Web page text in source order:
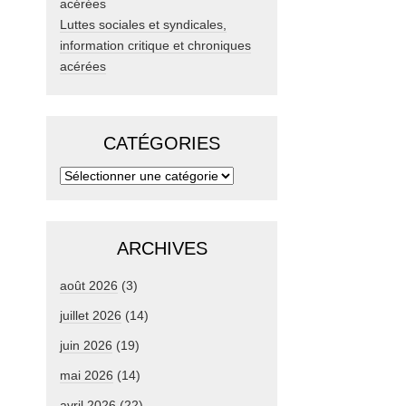
Luttes sociales et syndicales,
information critique et chroniques
acérées
CATÉGORIES
ARCHIVES
août 2026 (3)
juillet 2026 (14)
juin 2026 (19)
mai 2026 (14)